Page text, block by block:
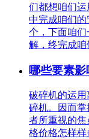
们都想咱们
中完成咱们
个，下面咱
解，终完成咱
哪些要素
破碎机的运
碎机。因而
者所重视的
格价格怎样